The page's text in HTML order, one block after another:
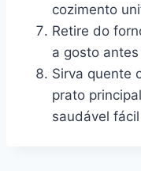
cozimento
Retire do
a gosto
Sirva quente
prato
saudável